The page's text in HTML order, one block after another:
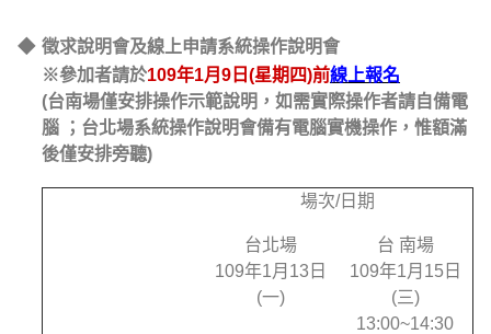
◆ 徵求說明會及線上申請系統操作說明會
※參加者請於109年1月9日(星期四)前線上報名
(台南場僅安排操作示範說明，如需實際操作者請自備電
腦 ；台北場系統操作說明會備有電腦實機操作，惟額滿
後僅安排旁聽)
場次/日期
台北場
109年1月13日
(一)
台 南場
109年1月15日
(三)
13:00~14:30